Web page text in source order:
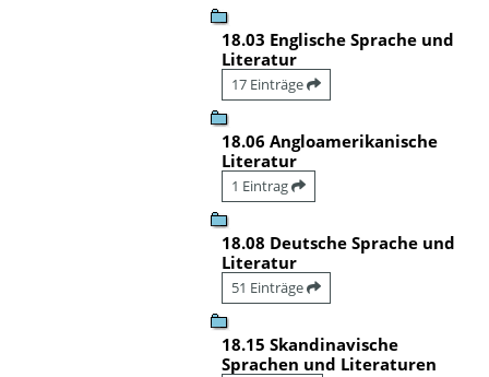
18.03 Englische Sprache und
Literatur
17 Einträge
18.06 Angloamerikanische
Literatur
1 Eintrag
18.08 Deutsche Sprache und
Literatur
51 Einträge
18.15 Skandinavische
Sprachen und Literaturen